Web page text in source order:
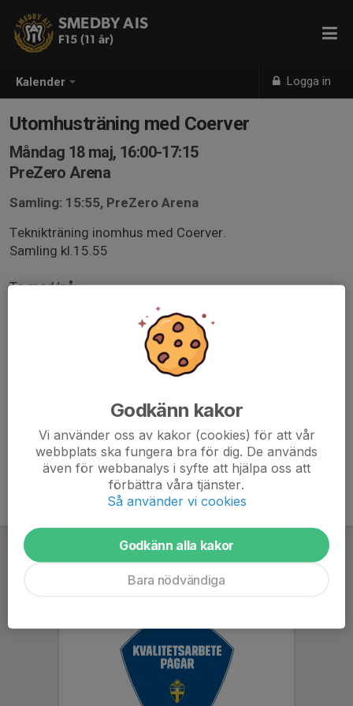
Kalender Logga in
SMEDBY AIS
F15 (11 år)
Utomhusträning med Coerver
Måndag 18 maj, 16:00-17:15
PreZero Arena
Samling: 15:55, PreZero Arena
Teknikträning inomhus med Coerver.
Samling kl.15.55
Ta med/på:
- träningskläder efter väder
Godkänn kakor
Vi använder oss av kakor (cookies) för att vår
webbplats ska fungera bra för dig. De används
även för webbanalys i syfte att hjälpa oss att
förbättra våra tjänster.
Så använder vi cookies
Godkänn alla kakor
Bara nödvändiga